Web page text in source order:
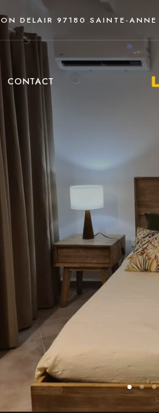
DELAIR 97180 SAINTE-ANNE
CONTACT